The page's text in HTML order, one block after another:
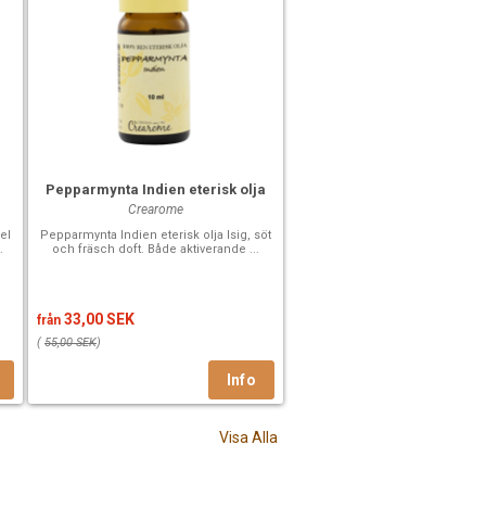
Pepparmynta Indien eterisk olja
Crearome
Pepparmynta Indien eterisk olja Isig, söt
och fräsch doft. Både aktiverande ...
från 33,00 SEK
( 55,00 SEK)
Visa Alla